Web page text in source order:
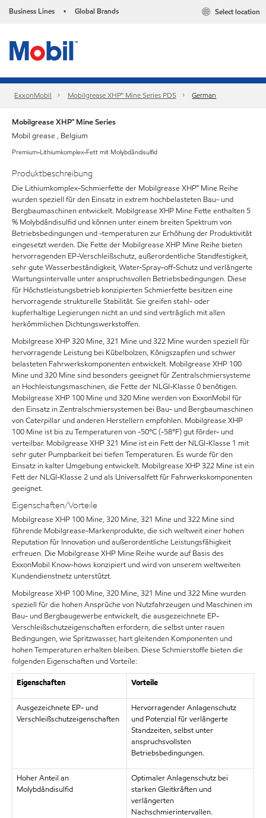
Business Lines • Global Brands Select location
ExxonMobil Mobilgrease XHP™ Mine Series PDS German
Mobilgrease XHP™ Mine Series
Mobil grease , Belgium
Premium-Lithiumkomplex-Fett mit Molybdändisulfid
Produktbeschreibung
Die Lithiumkomplex-Schmierfette der Mobilgrease XHP™ Mine Reihe
wurden speziell für den Einsatz in extrem hochbelasteten Bau- und
Bergbaumaschinen entwickelt. Mobilgrease XHP Mine Fette enthalten 5
% Molybdändisulfid und können unter einem breiten Spektrum von
Betriebsbedingungen und -temperaturen zur Erhöhung der Produktivität
eingesetzt werden. Die Fette der Mobilgrease XHP Mine Reihe bieten
hervorragenden EP-Verschleißschutz, außerordentliche Standfestigkeit,
sehr gute Wasserbeständigkeit, Water-Spray-off-Schutz und verlängerte
Wartungsintervalle unter anspruchsvollen Betriebsbedingungen. Diese
für Höchstleistungsbetrieb konzipierten Schmierfette besitzen eine
hervorragende strukturelle Stabilität. Sie greifen stahl- oder
kupferhaltige Legierungen nicht an und sind verträglich mit allen
herkömmlichen Dichtungswerkstoffen.
Mobilgrease XHP 320 Mine, 321 Mine und 322 Mine wurden speziell für
hervorragende Leistung bei Kübelbolzen, Königszapfen und schwer
belasteten Fahrwerkskomponenten entwickelt. Mobilgrease XHP 100
Mine und 320 Mine sind besonders geeignet für Zentralschmiersysteme
an Hochleistungsmaschinen, die Fette der NLGI-Klasse 0 benötigen.
Mobilgrease XHP 100 Mine und 320 Mine werden von ExxonMobil für
den Einsatz in Zentralschmiersystemen bei Bau- und Bergbaumaschinen
von Caterpillar und anderen Herstellern empfohlen. Mobilgrease XHP
100 Mine ist bis zu Temperaturen von -50°C (-58°F) gut förder- und
verteilbar. Mobilgrease XHP 321 Mine ist ein Fett der NLGI-Klasse 1 mit
sehr guter Pumpbarkeit bei tiefen Temperaturen. Es wurde für den
Einsatz in kalter Umgebung entwickelt. Mobilgrease XHP 322 Mine ist ein
Fett der NLGI-Klasse 2 und als Universalfett für Fahrwerkskomponenten
geeignet.
Eigenschaften/Vorteile
Mobilgrease XHP 100 Mine, 320 Mine, 321 Mine und 322 Mine sind
führende Mobilgrease-Markenprodukte, die sich weltweit einer hohen
Reputation für Innovation und außerordentliche Leistungsfähigkeit
erfreuen. Die Mobilgrease XHP Mine Reihe wurde auf Basis des
ExxonMobil Know-hows konzipiert und wird von unserem weltweiten
Kundendienstnetz unterstützt.
Mobilgrease XHP 100 Mine, 320 Mine, 321 Mine und 322 Mine wurden
speziell für die hohen Ansprüche von Nutzfahrzeugen und Maschinen im
Bau- und Bergbaugewerbe entwickelt, die ausgezeichnete EP-
Verschleißschutzeigenschaften erfordern, die selbst unter rauen
Bedingungen, wie Spritzwasser, hart gleitenden Komponenten und
hohen Temperaturen erhalten bleiben. Diese Schmierstoffe bieten die
folgenden Eigenschaften und Vorteile:
Eigenschaften
Vorteile
Ausgezeichnete EP- und
Verschleißschutzeigenschaften
Hervorragender Anlagenschutz
und Potenzial für verlängerte
Standzeiten, selbst unter
anspruchsvollsten
Betriebsbedingungen.
Hoher Anteil an
Molybdändisulfid
Optimaler Anlagenschutz bei
starken Gleitkräften und
verlängerten
Nachschmierintervallen.